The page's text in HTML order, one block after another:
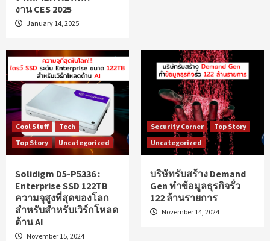
งาน CES 2025
January 14, 2025
Cool Stuff
Tech
Top Story
Uncategorized
Solidigm D5-P5336 :
Enterprise SSD 122TB
ความจุสูงที่สุดของโลก
สำหรับสำหรับเวิร์กโหลด
ด้าน AI
November 15, 2024
Security Corner
Top Story
Uncategorized
บริษัทรับสร้าง Demand
Gen ทำข้อมูลธุรกิจรั่ว
122 ล้านรายการ
November 14, 2024